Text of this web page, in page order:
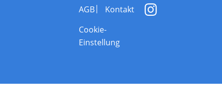
AGB
Kontakt
Cookie-
Einstellung